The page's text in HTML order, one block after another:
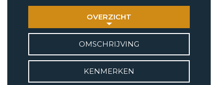
E-MAIL VETEBE
VETEBE INSTAGRAM
OVERZICHT
OMSCHRIJVING
KENMERKEN